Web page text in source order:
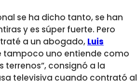
se ha dicho tanto, se han
y es súper fuerte. Pero
a un abogado, Luis
tampoco uno entiende como
terrenos”, consignó a la
televisiva cuando contrató al